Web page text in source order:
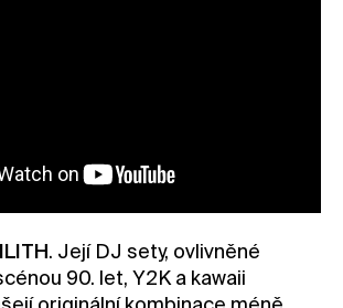
. Její DJ sety, ovlivněné
90. let, Y2K a kawaii